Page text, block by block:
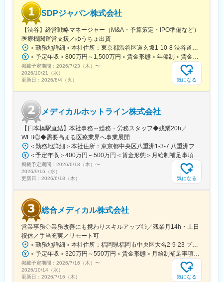
なるシェア拡大に取り組んでいます。
変更の範囲：会社の定める業務
【組織構成／OJT研修】
■関東営業部：営業8名
■未経験の方は先輩方がOJTにて丁寧に指導いたしますので、ご安
心くださいませ。また、キャリア入社者向け研修やスキルアップ
研修があります。
【就業環境】
■リモート：月8回までリモート勤務可能
■年休126日／完全週休二日制（土日祝休み）、時差出勤可
■有給休暇も取得しやすい環境です（入社と同時に付与、半日・時
■【健康経営優良法人】【プラチナくるみんマーク】【えるぼしマ
ーク】を取得しており、住宅補助・地域手当・家族手当等、福利
厚生も充実しています。
【求める人物像】
■顧客と関係を築き、伴走しながら本質的な課題を模索できる方。
■複数部門と連携し、チームを牽引しプロジェクトを推進する素養
がある方。
■「よい医療を支え、よりよい社会づくりに貢献」していくという
弊社の社是に共感する方。
【当社について】
当社は全国750店舗以上の拠点を構える調剤薬局事業を展開して
おり、現在は病院に対する経営コンサルティングを事業の柱とし
ています。グループ会社を含めた多岐にわたる事業領域のため、
顧客に対して医療に関わるトータルサポートが可能です。
変更の範囲：営業、企画立案、社内外で折衝等の総合的判断が必
要な非定型業務全般
SDPジャパン株式会社
【渋谷】経営戦略マネージャー（M&A・予算策定・IPO準備など）
医療機関運営支援／ゆうちょ出資
＜勤務地詳細＞本社住所：東京都渋谷区道玄坂1-10-8 渋谷道玄坂東急ビル6F受動喫煙対策：屋内全面禁煙変更の範囲：会社の定める事業所
＜予定年収＞800万円～1,500万円＜賃金形態＞年俸制＜賃金内訳＞年額（基本給）：8,000,000円～15,000,000円＜月額＞666,666円～1,250,000円（12分割）＜昇給有無＞有＜残業手当＞無賃金はあくまでも目安の金額であり、選考を通じて上下する可能性があります。月給(月額)は固定手当を含めた表記です。
掲載予定期間： 2026/7/23（木） 〜
2026/10/21（水）
更新日： 2026/8/4（火） 気になる
メディカルホットライン株式会社
【日本橋駅直結】本社事務～総務・労務スタッフ◆残業20h／
WLB◎◆需要高まる医療業界へ事業展開
＜勤務地詳細＞本社住所：東京都中央区八重洲1-3-7 八重洲ファーストフィナンシャルビル13F受動喫煙対策：屋内全面禁煙変更の範囲：会社の定める事業所
＜予定年収＞400万円～500万円＜賃金形態＞月給制補足事項なし＜賃金内訳＞月額（基本給）：235,000円～284,000円固定残業手当/月：45,000円～66,000円（固定残業時間25時間0分/月）超過した時間外労働の残業手当は追加支給＜月給＞280,000円～350,000円（一律手当を含む）＜昇給有無＞有＜残業手当＞有＜給与補足＞※給与詳細は、ご経験やスキルを考慮のうえ決定します。■昇給：年1回 査定により決定■賞与：年2回（7 月・12 月） 都度査定により決定 算定対象期間に準ずる賃金はあくまでも目安の金額であり、選考を通じて上下する可能性があります。月給(月額)は固定手当を含めた表記です。
掲載予定期間： 2026/6/18（木） 〜
2026/9/16（水）
更新日： 2026/6/18（木） 気になる
総合メディカル株式会社
営業事務◇業務改善にも携わりスキルアップ◎／残業月14h・土日
祝休／手当充実／リモート可
＜勤務地詳細＞本社住所：福岡県福岡市中央区大名2-9-23 プリオ福岡ビル勤務地最寄駅：地下鉄空港線／天神駅受動喫煙対策：屋内全面禁煙変更の範囲：会社の定める事業所
＜予定年収＞320万円～550万円＜賃金形態＞月給制補足事項なし＜賃金内訳＞月額（基本給）：200,000円～246,000円その他固定手当/月：20,000円～110,000円＜月給＞220,000円～356,000円＜昇給有無＞有＜残業手当＞有＜給与補足＞※実際の年収は面談・面接後に経歴や能力に応じて決定します※求人票の想定年収に当てはまらないケースも発生する可能性があります賞与年2回（2025年度実績4.4ヶ月）、昇給年1回住宅補助手当、家族手当、残業手当、休日出勤手当など賃金はあくまでも目安の金額であり、選考を通じて上下する可能性があります。月給(月額)は固定手当を含めた表記です。
掲載予定期間： 2026/7/16（木） 〜
2026/10/14（水）
更新日： 2026/7/16（木） 気になる